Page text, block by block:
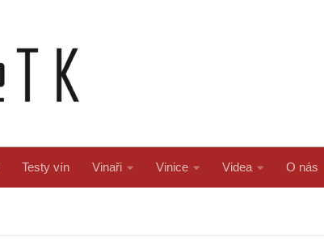
Testy vín Vinaři Vinice Videa O nás